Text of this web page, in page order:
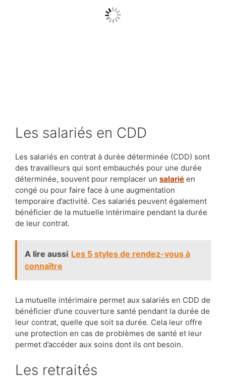
Les salariés en CDD
Les salariés en contrat à durée déterminée (CDD) sont
des travailleurs qui sont embauchés pour une durée
déterminée, souvent pour remplacer un salarié en
congé ou pour faire face à une augmentation
temporaire d’activité. Ces salariés peuvent également
bénéficier de la mutuelle intérimaire pendant la durée
de leur contrat.
A lire aussi Les 5 styles de rendez-vous à
connaître
La mutuelle intérimaire permet aux salariés en CDD de
bénéficier d’une couverture santé pendant la durée de
leur contrat, quelle que soit sa durée. Cela leur offre
une protection en cas de problèmes de santé et leur
permet d’accéder aux soins dont ils ont besoin.
Les retraités